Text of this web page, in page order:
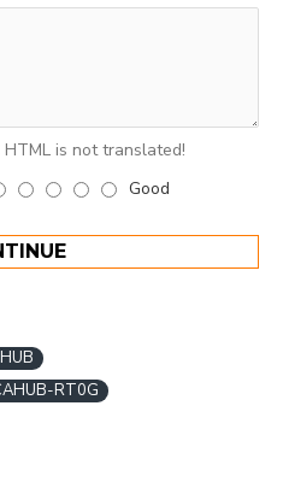
HTML is not translated!
Good
RT0G